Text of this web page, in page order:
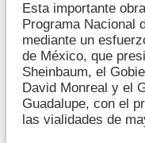
Esta importante
Programa Nacional
mediante un
de México, que
Sheinbaum, el
David Monreal y el
Guadalupe, con el
las vialidades de